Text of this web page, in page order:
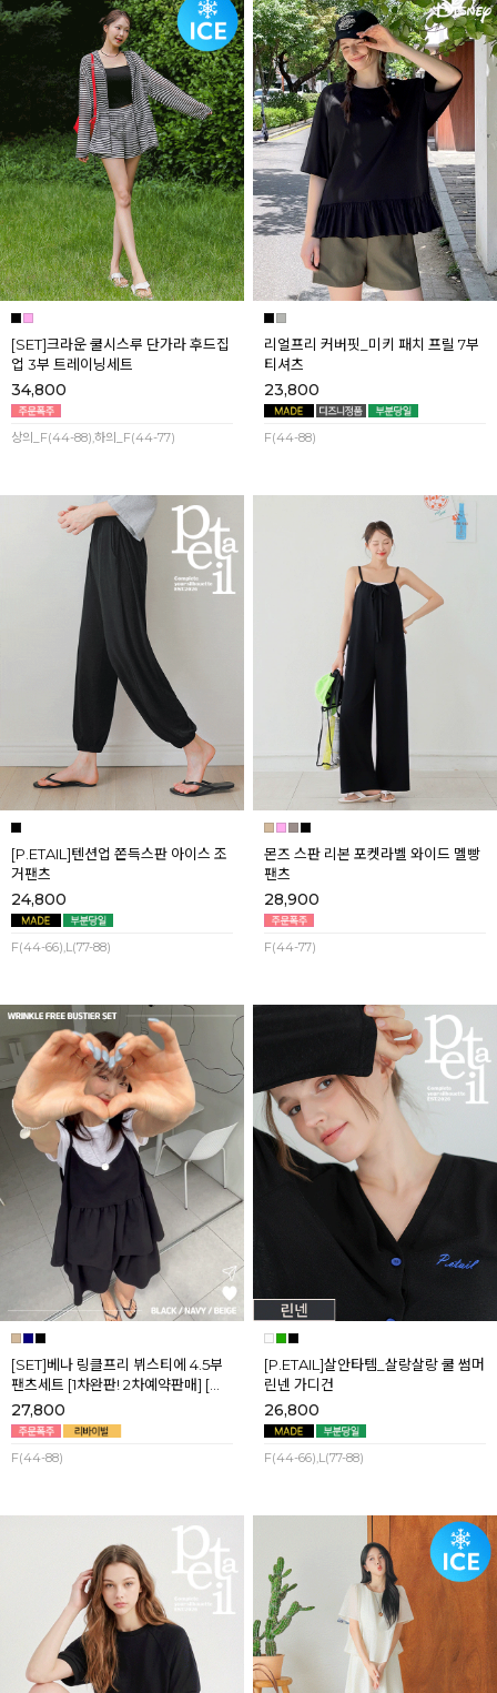
[SET]크라운 쿨시스루 단가라 후드집
업 3부 트레이닝세트
34,800
상의_F(44-88),하의_F(44-77)
리얼프리 커버핏_미키 패치 프릴 7부
티셔츠
23,800
F(44-88)
[P.ETAIL]텐션업 쫀득스판 아이스 조
거팬츠
24,800
F(44-66),L(77-88)
몬즈 스판 리본 포켓라벨 와이드 멜빵
팬츠
28,900
F(44-77)
[SET]베나 링클프리 뷔스티에 4.5부
팬츠세트 [1차완판! 2차예약판매] [네
이비,블랙] 8월셋째주 순차배송
27,800
F(44-88)
[P.ETAIL]살안타템_살랑살랑 쿨 썸머
린넨 가디건
26,800
F(44-66),L(77-88)